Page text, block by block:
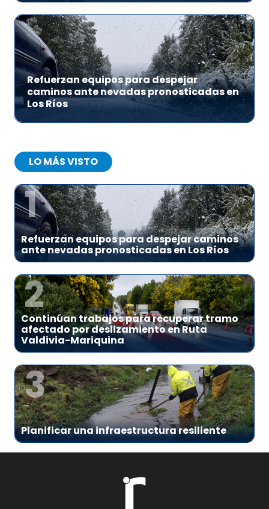
Refuerzan equipos para despejar
caminos ante nevadas pronosticadas en
Los Ríos
LO MÁS VISTO
1
Refuerzan equipos para despejar caminos
ante nevadas pronosticadas en Los Ríos
2
Continúan trabajos para recuperar tramo
afectado por deslizamiento en Ruta
Valdivia-Mariquina
3
Planificar una infraestructura resiliente